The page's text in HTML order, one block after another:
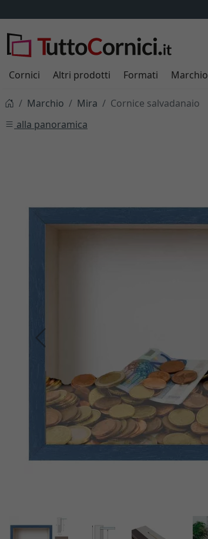
Cornici Altri prodotti Formati Marchio
Marchio Mira
Cornice salvadanaio
alla panoramica
Indietro